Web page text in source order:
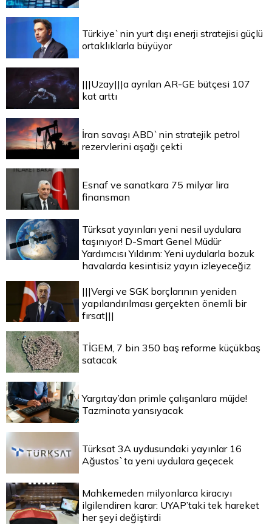
Türkiye`nin yurt dışı enerji stratejisi güçlü
ortaklıklarla büyüyor
|||Uzay|||a ayrılan AR-GE bütçesi 107
kat arttı
İran savaşı ABD`nin stratejik petrol
rezervlerini aşağı çekti
Esnaf ve sanatkara 75 milyar lira
finansman
Türksat yayınları yeni nesil uydulara
taşınıyor! D-Smart Genel Müdür
Yardımcısı Yıldırım: Yeni uydularla bozuk
havalarda kesintisiz yayın izleyeceğiz
|||Vergi ve SGK borçlarının yeniden
yapılandırılması gerçekten önemli bir
fırsat|||
TİGEM, 7 bin 350 baş reforme küçükbaş
satacak
Yargıtay’dan primle çalışanlara müjde!
Tazminata yansıyacak
Türksat 3A uydusundaki yayınlar 16
Ağustos`ta yeni uydulara geçecek
Mahkemeden milyonlarca kiracıyı
ilgilendiren karar: UYAP’taki tek hareket
her şeyi değiştirdi